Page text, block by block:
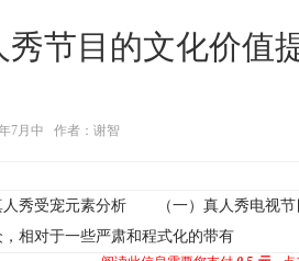
秀节目的文化价值
7月中
作者：谢智
受宠元素分析 （一）真人秀电视节目
相对于一些严肃和程式化的带有